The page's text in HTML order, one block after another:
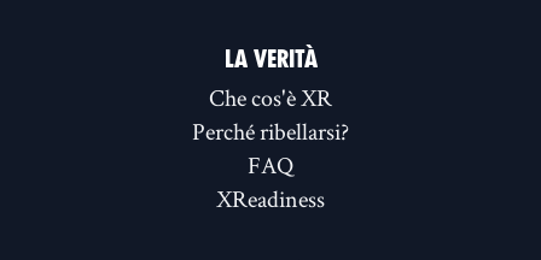
LA VERITÀ
Che cos'è XR
Perché ribellarsi?
FAQ
XReadiness